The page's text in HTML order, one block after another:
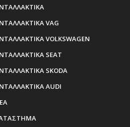
VAG
VOLKSWAGEN
SEAT
SKODA
AUDI